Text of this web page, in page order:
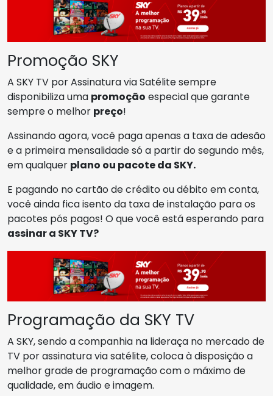
Promoção SKY
A SKY TV por Assinatura via Satélite sempre
disponibiliza uma promoção especial que garante
sempre o melhor preço!
Assinando agora, você paga apenas a taxa de adesão
e a primeira mensalidade só a partir do segundo mês,
em qualquer plano ou pacote da SKY.
E pagando no cartão de crédito ou débito em conta,
você ainda fica isento da taxa de instalação para os
pacotes pós pagos! O que você está esperando para
assinar a SKY TV?
Programação da SKY TV
A SKY, sendo a companhia na lideraça no mercado de
TV por assinatura via satélite, coloca à disposição a
melhor grade de programação com o máximo de
qualidade, em áudio e imagem.